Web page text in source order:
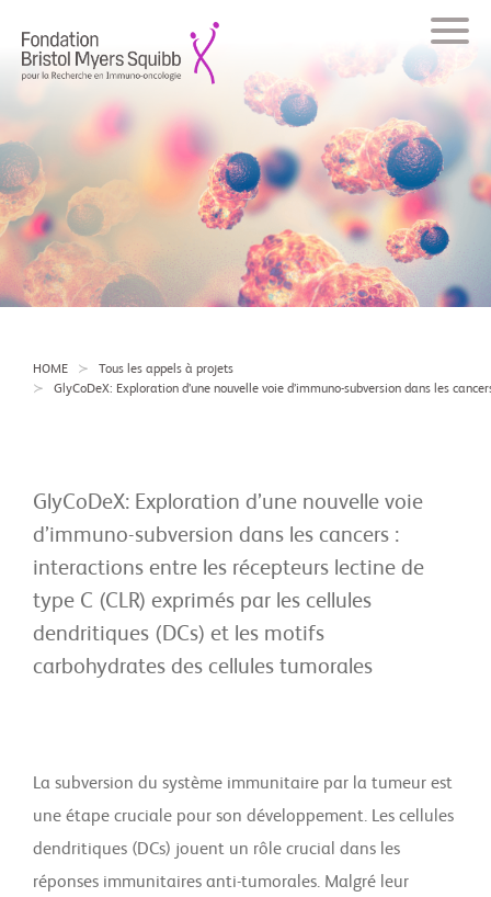
HOME
Tous les appels à projets
GlyCoDeX: Exploration d’une nouvelle voie d’immuno-subversion dans les
GlyCoDeX: Exploration d’une nouvelle voie
d’immuno-subversion dans les cancers :
interactions entre les récepteurs lectine de
type C (CLR) exprimés par les cellules
dendritiques (DCs) et les motifs
carbohydrates des cellules tumorales
La subversion du système immunitaire par la tumeur est
une étape cruciale pour son développement. Les cellules
dendritiques (DCs) jouent un rôle crucial dans les
réponses immunitaires anti-tumorales. Malgré leur